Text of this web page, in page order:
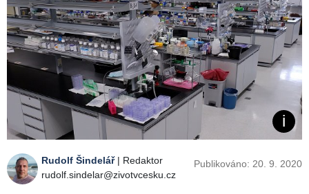
Rudolf Šindelář| Redaktor
rudolf.sindelar@zivotvcesku.cz
Publikováno: 20. 9. 2020